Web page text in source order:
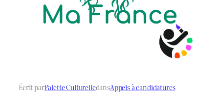
Écrit parPalette CulturelledansAppels à candidatures